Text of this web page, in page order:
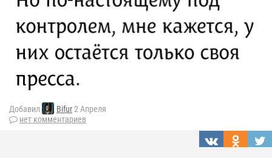
Добавил Bifur2 Апреля
нет комментариев